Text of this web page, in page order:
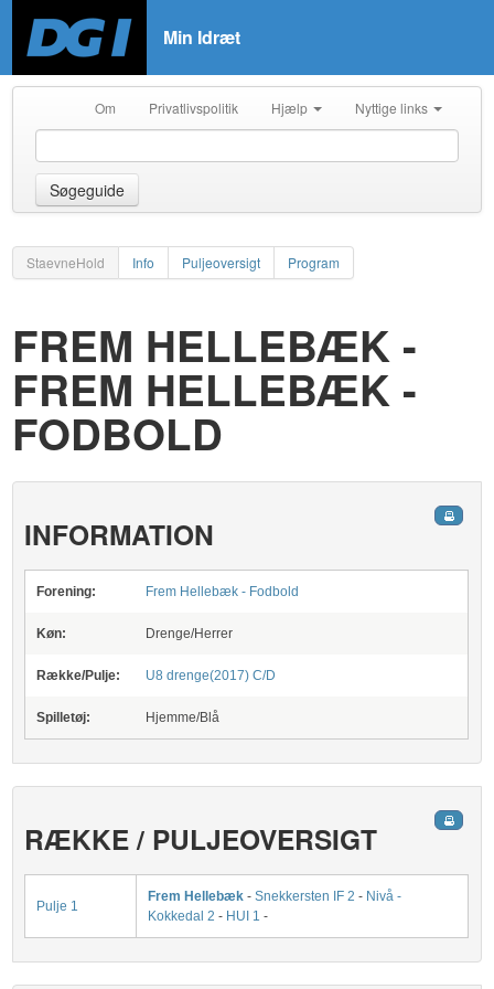
Min Idræt
Om Privatlivspolitik Hjælp Nyttige links
Søgeguide
StaevneHold Info Puljeoversigt Program
FREM HELLEBÆK -
FREM HELLEBÆK -
FODBOLD
INFORMATION
Forening: Frem Hellebæk - Fodbold
Køn: Drenge/Herrer
Række/Pulje: U8 drenge(2017) C/D
Spilletøj: Hjemme/Blå
RÆKKE / PULJEOVERSIGT
Pulje 1
Frem Hellebæk -Snekkersten IF 2 - Nivå -
Kokkedal 2 - HUI 1 -